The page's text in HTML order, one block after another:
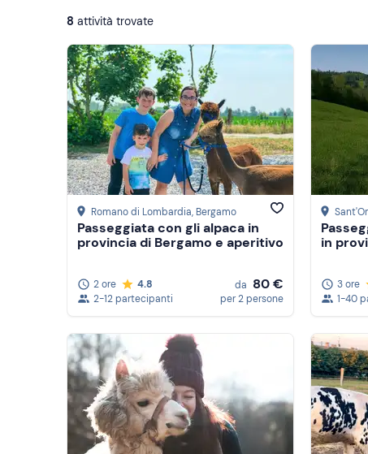
8 attività trovate
Romano di Lombardia, Bergamo
Passeggiata con gli alpaca in
provincia di Bergamo e aperitivo
2 ore
4.8
2-12 partecipanti
da 80 €
per 2 persone
in
3 ore
1-40